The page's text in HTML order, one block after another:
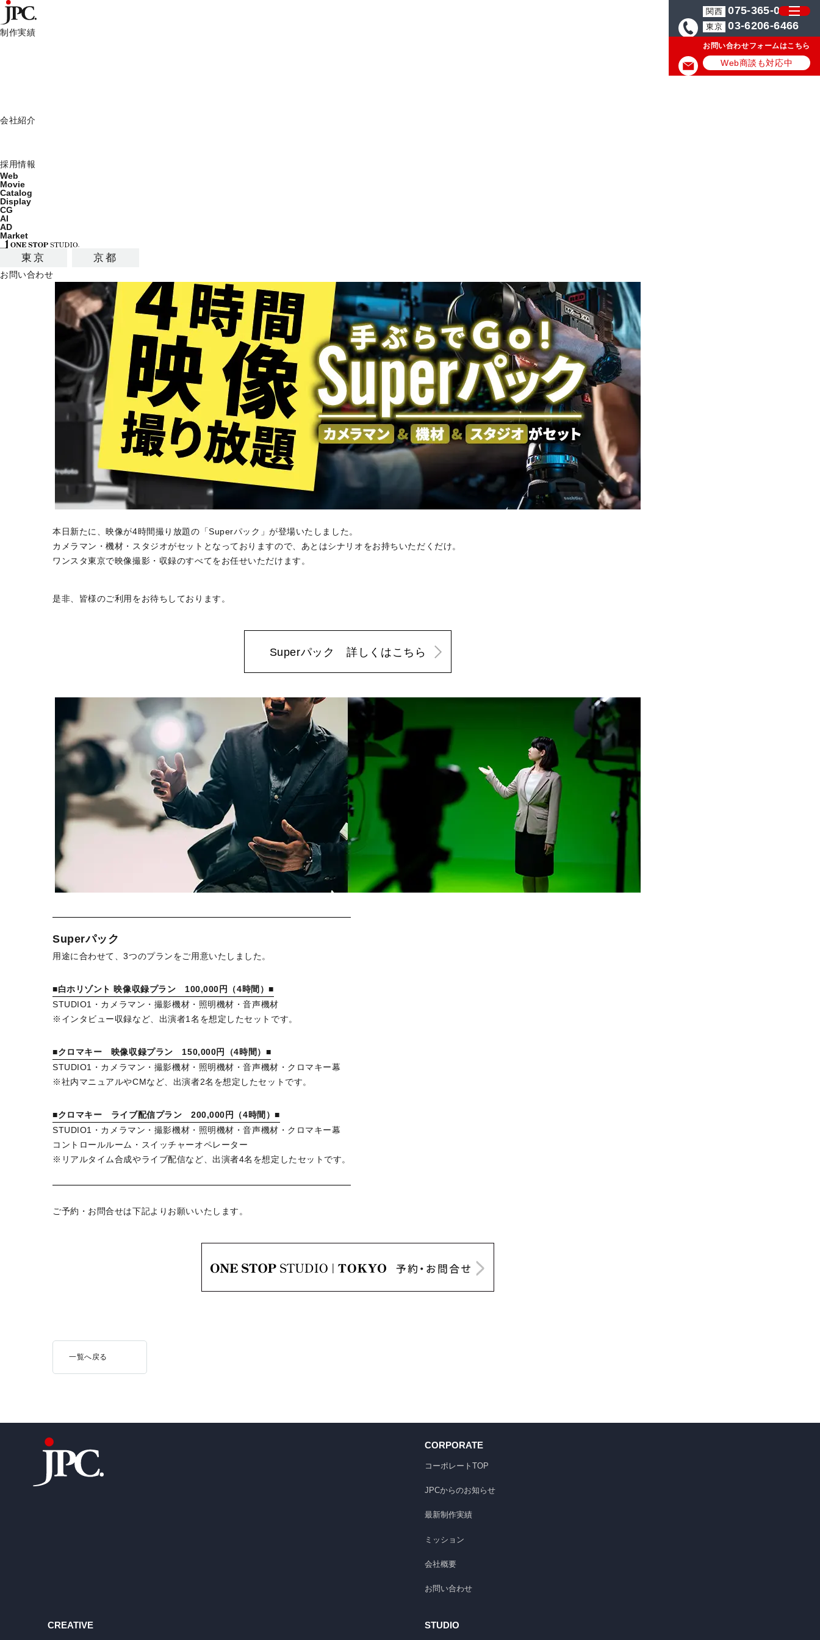
制作実績
会社紹介
採用情報
Web
Movie
Catalog
Display
CG
AI
AD
Market
東京 京都
お問い合わせ
関西 075-365-0571
東京 03-6206-6466
お問い合わせフォームはこちら
Web商談も対応中
本日新たに、映像が4時間撮り放題の「Superパック」が登場いたしました。
カメラマン・機材・スタジオがセットとなっておりますので、あとはシナリオをお持ちいただくだけ。
ワンスタ東京で映像撮影・収録のすべてをお任せいただけます。
是非、皆様のご利用をお待ちしております。
Superパック 詳しくはこちら
Superパック
用途に合わせて、3つのプランをご用意いたしました。
■白ホリゾント 映像収録プラン 100,000円（4時間）■
STUDIO1・カメラマン・撮影機材・照明機材・音声機材
※インタビュー収録など、出演者1名を想定したセットです。
■クロマキー 映像収録プラン 150,000円（4時間）■
STUDIO1・カメラマン・撮影機材・照明機材・音声機材・クロマキー幕
※社内マニュアルやCMなど、出演者2名を想定したセットです。
■クロマキー ライブ配信プラン 200,000円（4時間）■
STUDIO1・カメラマン・撮影機材・照明機材・音声機材・クロマキー幕
コントロールルーム・スイッチャーオペレーター
※リアルタイム合成やライブ配信など、出演者4名を想定したセットです。
ご予約・お問合せは下記よりお願いいたします。
一覧へ戻る
CORPORATE
コーポレートTOP
JPCからのお知らせ
最新制作実績
ミッション
会社概要
お問い合わせ
CREATIVE STUDIO